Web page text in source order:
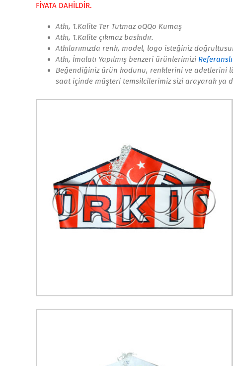
FİYATA DAHİLDİR.
Atkı, 1.Kalite Ter TutmazoQQo Kumaş
Atkı, 1.Kalite çıkmaz baskıdır.
Atkılarımızda renk, model, logo isteğiniz
Atkı, İmalatı Yapılmış benzeri ürünlerimizi
Beğendiğiniz ürün kodunu, renklerini ve adetlerini
saat içinde müşteri temsilcilerimiz sizi arayarak ya